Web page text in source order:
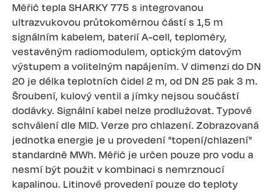
Měřič tepla SHARKY 775 s integrovanou
ultrazvukovou průtokoměrnou částí s 1,5 m
signálním kabelem, baterií A-cell, teploměry,
vestavěným radiomodulem, optickým datovým
výstupem a volitelným napájením. V dimenzi do DN
20 je délka teplotních čidel 2 m, od DN 25 pak 3 m.
Šroubení, kulový ventil a jímky nejsou součástí
dodávky. Signální kabel nelze prodlužovat. Typové
schválení dle MID. Verze pro chlazení. Zobrazovaná
jednotka energie je u provedení "topení/chlazení"
standardně MWh. Měřič je určen pouze pro vodu a
nesmí být použit v kombinaci s nemrznoucí
kapalinou. Litinové provedení pouze do teploty